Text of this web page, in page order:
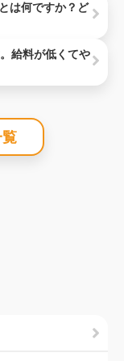
は何ですか？ど
給料が低くてや